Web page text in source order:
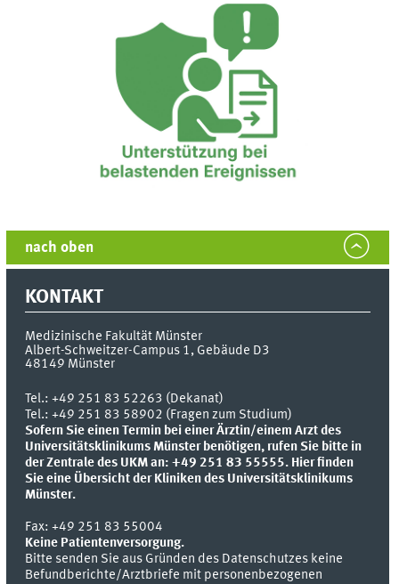
nach oben
KONTAKT
Medizinische Fakultät Münster
Albert-Schweitzer-Campus 1, Gebäude D3
48149 Münster
Tel.:+49 251 83 52263 (Dekanat)
Tel.: +49 251 83 58902 (Fragen zum Studium)
Sofern Sie einen Termin bei einer Ärztin/einem Arzt des
Universitätsklinikums Münster benötigen, rufen Sie bitte in
der Zentrale des UKM an: +49 251 83 55555. Hier finden
Sie eine Übersicht der Kliniken des Universitätsklinikums
Münster.
Fax:+49 251 83 55004
Keine Patientenversorgung.
Bitte senden Sie aus Gründen des Datenschutzes keine
Befundberichte/Arztbriefe mit personenbezogenen